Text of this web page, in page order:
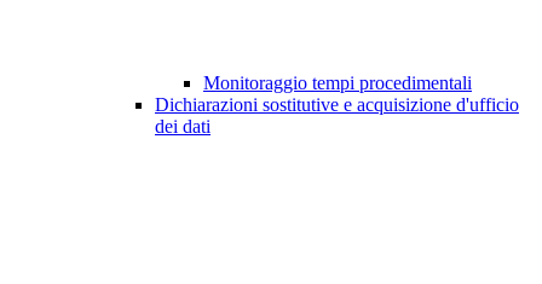
Monitoraggio tempi procedimentali
Dichiarazioni sostitutive e acquisizione d'ufficio
dei dati